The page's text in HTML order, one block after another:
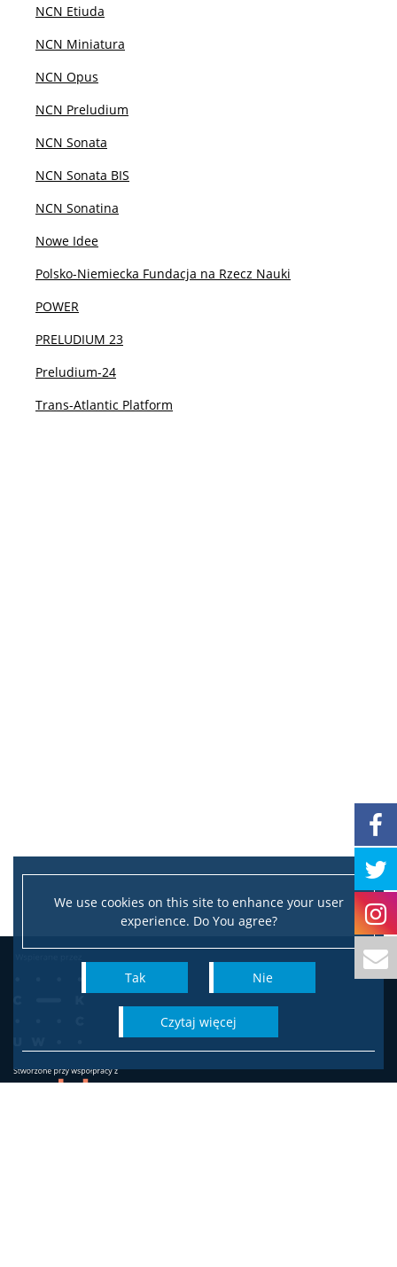
Współpraca
Interesariusze zewnętrzni
We use cookies on this site to enhance your user
experience. Do You agree?
Tak Nie
czytaj więcej
NCN Etiuda
NCN Miniatura
NCN Opus
NCN Preludium
NCN Sonata
NCN Sonata BIS
NCN Sonatina
Nowe Idee
Polsko-Niemiecka Fundacja na Rzecz Nauki
POWER
PRELUDIUM 23
Preludium-24
Trans-Atlantic Platform